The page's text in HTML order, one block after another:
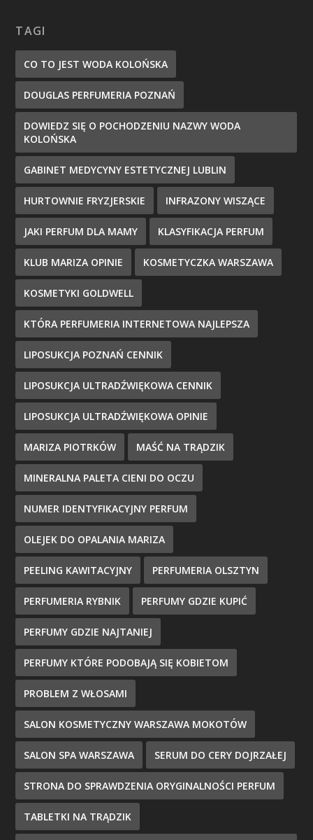
TAGI
CO TO JEST WODA KOLOŃSKA
DOUGLAS PERFUMERIA POZNAŃ
DOWIEDZ SIĘ O POCHODZENIU NAZWY WODA
KOLOŃSKA
GABINET MEDYCYNY ESTETYCZNEJ LUBLIN
HURTOWNIE FRYZJERSKIE INFRAZONY WISZĄCE
JAKI PERFUM DLA MAMY KLASYFIKACJA PERFUM
KLUB MARIZA OPINIE KOSMETYCZKA WARSZAWA
KOSMETYKI GOLDWELL
KTÓRA PERFUMERIA INTERNETOWA NAJLEPSZA
LIPOSUKCJA POZNAŃ CENNIK
LIPOSUKCJA ULTRADŹWIĘKOWA CENNIK
LIPOSUKCJA ULTRADŹWIĘKOWA OPINIE
MARIZA PIOTRKÓW MAŚĆ NA TRĄDZIK
MINERALNA PALETA CIENI DO OCZU
NUMER IDENTYFIKACYJNY PERFUM
OLEJEK DO OPALANIA MARIZA
PEELING KAWITACYJNY PERFUMERIA OLSZTYN
PERFUMERIA RYBNIK PERFUMY GDZIE KUPIĆ
PERFUMY GDZIE NAJTANIEJ
PERFUMY KTÓRE PODOBAJĄ SIĘ KOBIETOM
PROBLEM Z WŁOSAMI
SALON KOSMETYCZNY WARSZAWA MOKOTÓW
SALON SPA WARSZAWA SERUM DO CERY DOJRZAŁEJ
STRONA DO SPRAWDZENIA ORYGINALNOŚCI PERFUM
TABLETKI NA TRĄDZIK